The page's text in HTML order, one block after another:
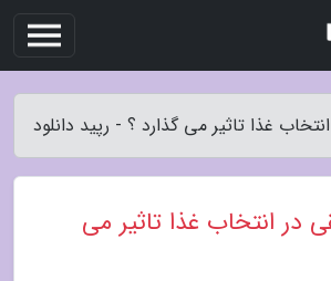
غذا تاثیر می گذارد ؟ - رپید دانلود
در انتخاب غذا تاثیر می